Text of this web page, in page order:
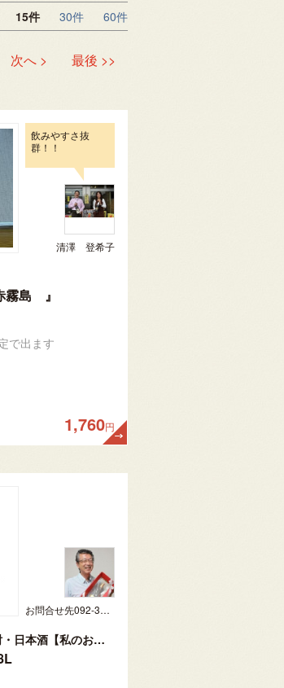
15件 30件 60件
次へ > 最後 >>
飲みやすさ抜
群！！
清澤 登希子
島 』
で出ます
1,760円
お問合せ先092-321-1597
オリジナルラベル焼酎・日本酒【私のお酒】